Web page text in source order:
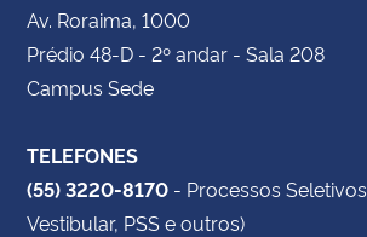
Av. Roraima, 1000
Prédio 48-D - 2º andar - Sala 208
Campus Sede
TELEFONES
(55) 3220-8170 - Processos Seletivos
Vestibular, PSS e outros)